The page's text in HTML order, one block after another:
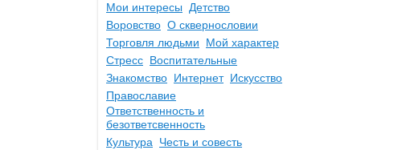
Мои интересы
Детство
Воровство О сквернословии
Торговля людьми
Мой характер
Стресс Воспитательные
Знакомство Интернет Искусство
Православие
Ответственность и
безответсвенность
Культура
Честь и совесть